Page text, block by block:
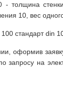
- толщина
10, вес
стандарт din
оформив
запросу на